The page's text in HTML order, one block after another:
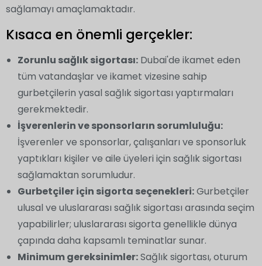
sağlamayı amaçlamaktadır.
Kısaca en önemli gerçekler:
Zorunlu sağlık sigortası: Dubai'de ikamet eden
tüm vatandaşlar ve ikamet vizesine sahip
gurbetçilerin yasal sağlık sigortası yaptırmaları
gerekmektedir.
İşverenlerin ve sponsorların sorumluluğu:
İşverenler ve sponsorlar, çalışanları ve sponsorluk
yaptıkları kişiler ve aile üyeleri için sağlık sigortası
sağlamaktan sorumludur.
Gurbetçiler için sigorta seçenekleri:Gurbetçiler
ulusal ve uluslararası sağlık sigortası arasında seçim
yapabilirler; uluslararası sigorta genellikle dünya
çapında daha kapsamlı teminatlar sunar.
Minimum gereksinimler:Sağlık sigortası, oturum